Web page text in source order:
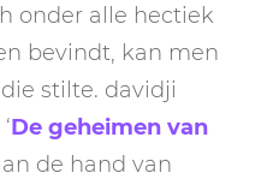
onder alle hectiek
bevindt, kan men
stilte. davidji
De geheimen van
de hand van